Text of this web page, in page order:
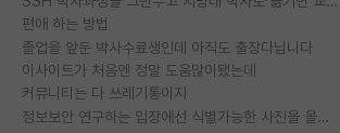
편애 하는 방법
졸업을 앞둔 박사수료생인데 아직도 출장다닙니다
이사이트가 처음엔 정말 도움많이됐는데
커뮤니티는 다 쓰레기통이지
정보보안 연구하는 입장에선 식별가능한 사진을 올리는건 비추이긴함